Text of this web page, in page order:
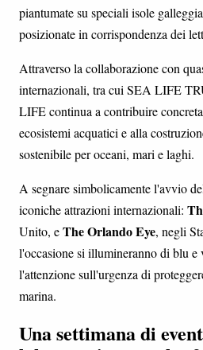
piantumate su speciali isole
posizionate in corrispondenza dei
Attraverso la collaborazione con
internazionali, tra cui SEA LIFE
LIFE continua a contribuire
ecosistemi acquatici e alla
sostenibile per oceani, mari e laghi.
A segnare simbolicamente l'avvio
iconiche attrazioni internazionali:
Unito, eThe Orlando Eye, negli
l'occasione si illumineranno di blu e
l'attenzione sull'urgenza di
marina.
Una settimana di